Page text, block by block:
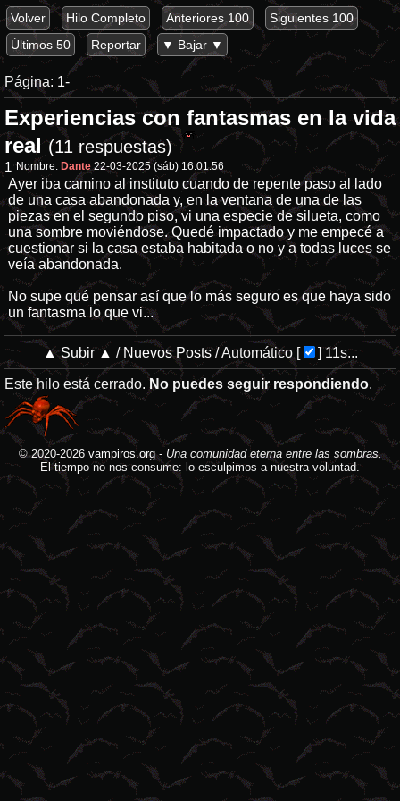
Volver Hilo Completo Anteriores 100
Siguientes 100
Últimos 50
Reportar ▼ Bajar ▼
Página: 1-
Experiencias con fantasmas en la vida
real(11 respuestas)
1 Nombre: Dante 22-03-2025 (sáb) 16:01:56
Ayer iba camino al instituto cuando de repente paso al lado
de una casa abandonada y, en la ventana de una de las
piezas en el segundo piso, vi una especie de silueta, como
una sombre moviéndose. Quedé impactado y me empecé a
cuestionar si la casa estaba habitada o no y a todas luces se
veía abandonada.
No supe qué pensar así que lo más seguro es que haya sido
un fantasma lo que vi...
▲ Subir ▲ / Nuevos Posts/Automático[ ] 11s...
Este hilo está cerrado. No puedes seguir respondiendo.
© 2020-2026 vampiros.org- Una comunidad eterna entre las sombras.
El tiempo no nos consume: lo esculpimos a nuestra voluntad.